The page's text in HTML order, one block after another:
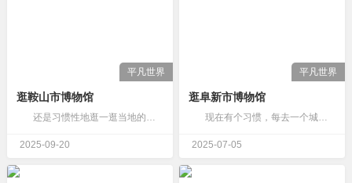
平凡世界
逛鞍山市博物馆
还是习惯性地逛一逛当地的博物馆，鞍山市博物馆整体看还行。布展文物相对来说也不错。 我没有去查询求证，博物馆的建筑风格是否为了与旁边的玉佛寺风格统一而设计。馆内分为“远古文明馆”、“文物精品馆”、…
2025-09-20
平凡世界
逛阜新市博物馆
现在有个习惯，每去一个城市，如果有空的话，会安排行程去当地的博物馆。 要说学习到一些什么，我还没有那么文艺，看个热闹而已。 5月份去的辽宁阜新…
2025-07-05